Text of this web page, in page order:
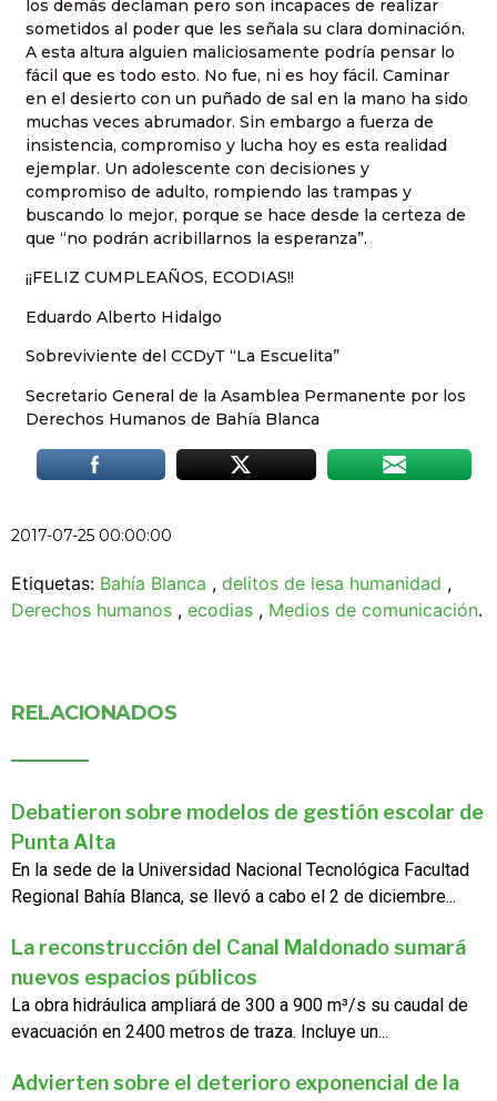
los demás declaman pero son incapaces de realizar
sometidos al poder que les señala su clara dominación.
A esta altura alguien maliciosamente podría pensar lo
fácil que es todo esto. No fue, ni es hoy fácil. Caminar
en el desierto con un puñado de sal en la mano ha sido
muchas veces abrumador. Sin embargo a fuerza de
insistencia, compromiso y lucha hoy es esta realidad
ejemplar. Un adolescente con decisiones y
compromiso de adulto, rompiendo las trampas y
buscando lo mejor, porque se hace desde la certeza de
que “no podrán acribillarnos la esperanza”.
¡¡FELIZ CUMPLEAÑOS, ECODIAS!!
Eduardo Alberto Hidalgo
Sobreviviente del CCDyT “La Escuelita”
Secretario General de la Asamblea Permanente por los
Derechos Humanos de Bahía Blanca
2017-07-25 00:00:00
Etiquetas: Bahía Blanca , delitos de lesa humanidad ,
Derechos humanos , ecodias , Medios de comunicación.
RELACIONADOS
Debatieron sobre modelos de gestión escolar de
Punta Alta
En la sede de la Universidad Nacional Tecnológica Facultad
Regional Bahía Blanca, se llevó a cabo el 2 de diciembre...
La reconstrucción del Canal Maldonado sumará
nuevos espacios públicos
La obra hidráulica ampliará de 300 a 900 m³/s su caudal de
evacuación en 2400 metros de traza. Incluye un...
Advierten sobre el deterioro exponencial de la